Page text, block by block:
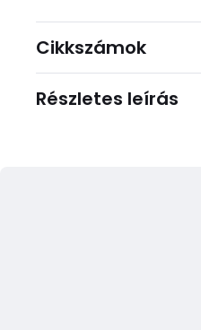
Cikkszámok
Részletes leírás